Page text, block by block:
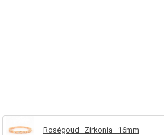
Roségoud · Zirkonia · 16mm